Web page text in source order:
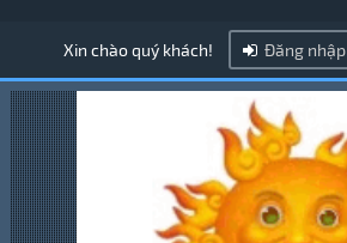
Xin chào quý khách! Đăng nhập